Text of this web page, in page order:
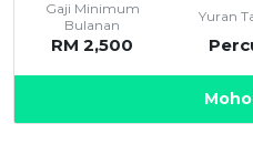
OCBC - Hadiah Pilihan
Artikel Terkini
Gaji Minimum
Bulanan
RM 2,500
Yuran